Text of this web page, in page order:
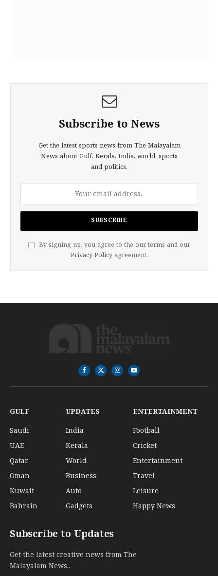
Subscribe to News
Get the latest sports news from The Malayalam
News about Gulf, Kerala, India, world, sports
and politics.
By signing up, you agree to the our terms and our
Privacy Policy agreement.
Facebook
X
(Twitter)
InstagramYouTube
GULF
Saudi
UAE
Qatar
Oman
Kuwait
Bahrain
UPDATES
India
Kerala
World
Business
Auto
Gadgets
ENTERTAINMENT
Football
Cricket
Entertainment
Travel
Leisure
Happy News
Subscribe to Updates
Get the latest creative news from The
Malayalam News..